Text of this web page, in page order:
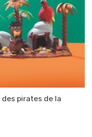
pirates de la